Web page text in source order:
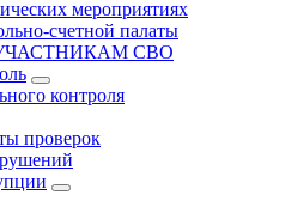
мероприятиях
счетной палаты
СВО
контроля
проверок